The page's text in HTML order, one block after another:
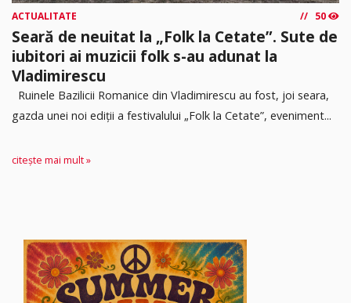
ACTUALITATE 50
Seară de neuitat la „Folk la Cetate”. Sute de
iubitori ai muzicii folk s-au adunat la
Vladimirescu
Ruinele Bazilicii Romanice din Vladimirescu au fost, joi seara,
gazda unei noi ediții a festivalului „Folk la Cetate”, eveniment...
citește mai mult »